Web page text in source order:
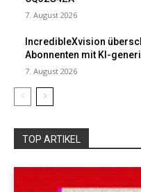
7. August 2026
IncredibleXvision
Abonnenten mit KI-
7. August 2026
TOP ARTIKEL